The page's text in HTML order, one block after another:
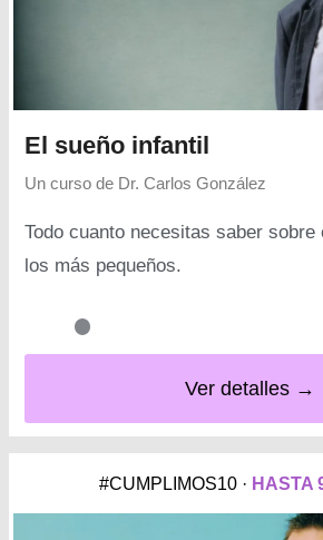
El sueño infantil
Un curso de Dr. Carlos González
Todo cuanto necesitas saber sobre
los más pequeños.
Ver detalles →
#CUMPLIMOS10 · HASTA